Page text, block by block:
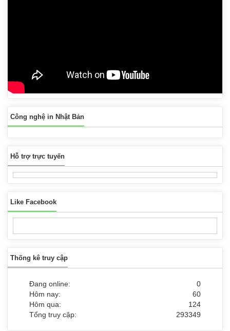
Công nghệ in Nhật Bản
Hỗ trợ trực tuyến
Like Facebook
Thống kê truy cập
0
Đang online:
60
Hôm nay:
124
Hôm qua:
293349
Tổng truy cập: